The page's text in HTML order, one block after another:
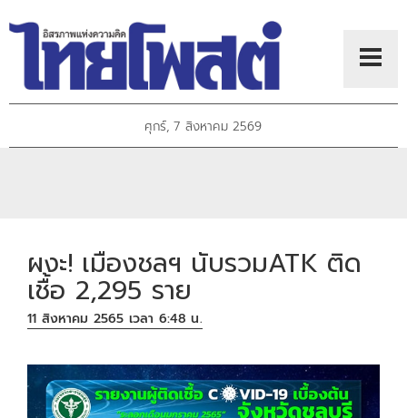
ศุกร์, 7 สิงหาคม 2569
ผงะ! เมืองชลฯ นับรวมATK ติด
เชื้อ 2,295 ราย
11 สิงหาคม 2565 เวลา 6:48 น.